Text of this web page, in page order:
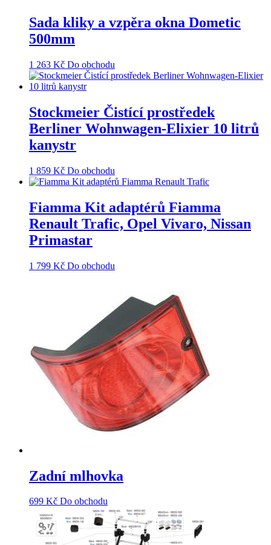
Sada kliky a vzpěra okna Dometic
500mm
1 263 Kč Do obchodu
Stockmeier Čistící prostředek
Berliner Wohnwagen-Elixier 10 litrů
kanystr
1 859 Kč Do obchodu
Fiamma Kit adaptérů Fiamma
Renault Trafic, Opel Vivaro, Nissan
Primastar
1 799 Kč Do obchodu
Zadní mlhovka
699 Kč Do obchodu